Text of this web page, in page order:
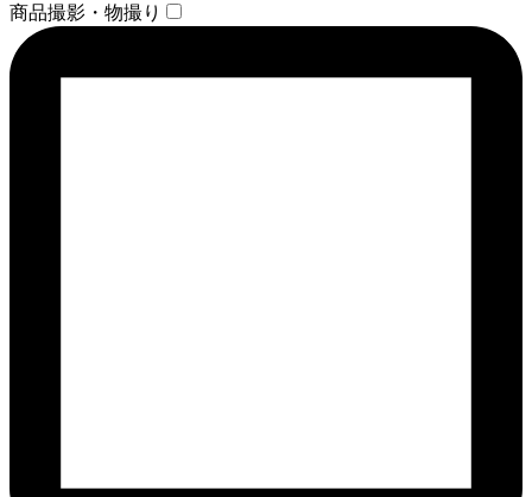
商品撮影・物撮り